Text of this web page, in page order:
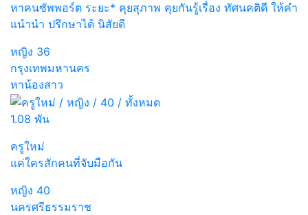
หาคนซัพพอร์ต ระยะ* คุยสุภาพ คุยกันรู้เรื่อง ทัศนคติดี ให้คำ
แนำนำ ปรึกษาได้ นิสัยดี
หญิง 36
กรุงเทพมหานคร
หาน้องสาว
1.08 พัน
ครูใหม่
แค่ใครสักคนที่จับมือกัน
หญิง 40
นครศรีธรรมราช